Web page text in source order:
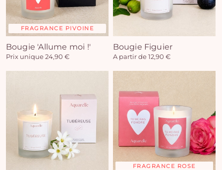
FRAGRANCE PIVOINE
Bougie 'Allume moi !'
Prix unique 24,90 €
Bougie Figuier
A partir de 12,90 €
FRAGRANCE ROSE